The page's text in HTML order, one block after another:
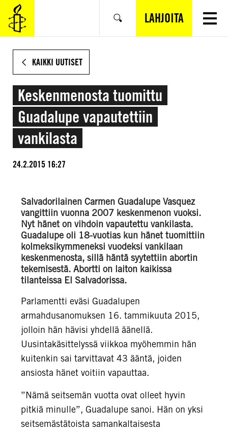
SIIRRY
VARSINAISEEN
SISÄLTÖÖN
Hae LAHJOITA
KAIKKI UUTISET
Keskenmenosta tuomittu
Guadalupe vapautettiin
vankilasta
24.2.2015 16:27
Salvadorilainen Carmen Guadalupe Vasquez
vangittiin vuonna 2007 keskenmenon vuoksi.
Nyt hänet on vihdoin vapautettu vankilasta.
Guadalupe oli 18-vuotias kun hänet tuomittiin
kolmeksikymmeneksi vuodeksi vankilaan
keskenmenosta, sillä häntä syytettiin abortin
tekemisestä. Abortti on laiton kaikissa
tilanteissa El Salvadorissa.
Parlamentti eväsi Guadalupen
armahdusanomuksen 16. tammikuuta 2015,
jolloin hän hävisi yhdellä äänellä.
Uusintakäsittelyssä viikkoa myöhemmin hän
kuitenkin sai tarvittavat 43 ääntä, joiden
ansiosta hänet voitiin vapauttaa.
”Nämä seitsemän vuotta ovat olleet hyvin
pitkiä minulle”, Guadalupe sanoi. Hän on yksi
seitsemästätoista samankaltaisesta